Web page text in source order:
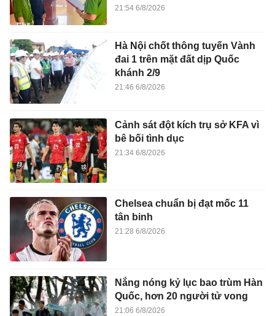
21:54 6/8/2026
Hà Nội chốt thông tuyến Vành
đai 1 trên mặt đất dịp Quốc
khánh 2/9
21:46 6/8/2026
Cảnh sát đột kích trụ sở KFA vì
bê bối tình dục
21:34 6/8/2026
Chelsea chuẩn bị đạt mốc 11
tân binh
21:28 6/8/2026
Nắng nóng kỷ lục bao trùm Hàn
Quốc, hơn 20 người tử vong
21:06 6/8/2026